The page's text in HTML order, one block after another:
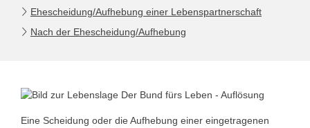
Ehescheidung/Aufhebung einer Lebenspartnerschaft
Nach der Ehescheidung/Aufhebung
Eine Scheidung oder die Aufhebung einer eingetragenen